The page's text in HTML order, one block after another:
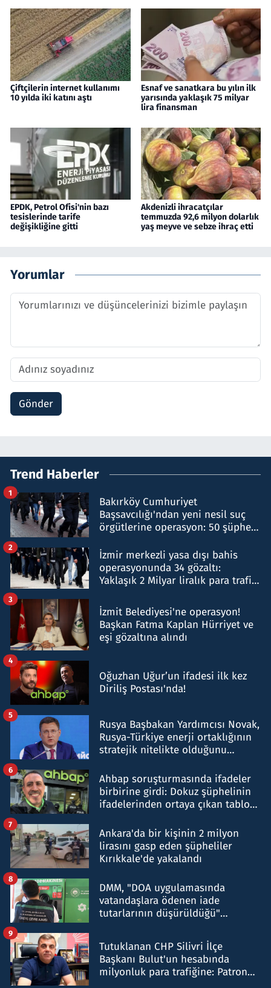
Çiftçilerin internet kullanımı
10 yılda iki katını aştı
Esnaf ve sanatkara bu yılın ilk
yarısında yaklaşık 75 milyar
lira finansman
EPDK, Petrol Ofisi'nin bazı
tesislerinde tarife
değişikliğine gitti
Akdenizli ihracatçılar
temmuzda 92,6 milyon dolarlık
yaş meyve ve sebze ihraç etti
Yorumlar
Gönder
Trend Haberler
Bakırköy Cumhuriyet
Başsavcılığı'ndan yeni nesil suç
örgütlerine operasyon: 50 şüpheli
1
İzmir merkezli yasa dışı bahis
operasyonunda 34 gözaltı:
Yaklaşık 2 Milyar liralık para trafiği
2
İzmit Belediyesi'ne operasyon!
Başkan Fatma Kaplan Hürriyet ve
eşi gözaltına alındı
3
Oğuzhan Uğur’un ifadesi ilk kez
Diriliş Postası'nda!
4
Rusya Başbakan Yardımcısı Novak,
Rusya-Türkiye enerji ortaklığının
stratejik nitelikte olduğunu
5
Ahbap soruşturmasında ifadeler
birbirine girdi: Dokuz şüphelinin
ifadelerinden ortaya çıkan tablo
6
Ankara'da bir kişinin 2 milyon
lirasını gasp eden şüpheliler
Kırıkkale'de yakalandı
7
DMM, "DOA uygulamasında
vatandaşlara ödenen iade
tutarlarının düşürüldüğü"
8
Tutuklanan CHP Silivri İlçe
Başkanı Bulut'un hesabında
milyonluk para trafiğine: Patron
9